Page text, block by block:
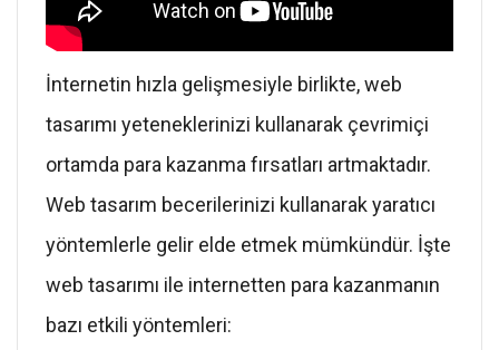
İnternetin hızla gelişmesiyle birlikte, web
tasarımı yeteneklerinizi kullanarak çevrimiçi
ortamda para kazanma fırsatları artmaktadır.
Web tasarım becerilerinizi kullanarak yaratıcı
yöntemlerle gelir elde etmek mümkündür. İşte
web tasarımı ile internetten para kazanmanın
bazı etkili yöntemleri: